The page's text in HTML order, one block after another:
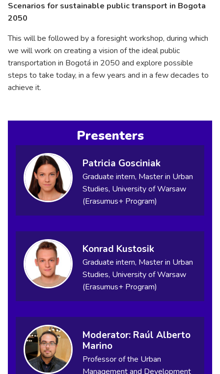
Scenarios for sustainable public transport in Bogota
2050
This will be followed by a foresight workshop, during which
we will work on creating a vision of the ideal public
transportation in Bogotá in 2050 and explore possible
steps to take today, in a few years and in a few decades to
achieve it.
Presenters
Patricia Gosciniak
Graduate intern, Master in Urban
Studies, University of Warsaw
(Erasumus+ Program)
Konrad Kustosik
Graduate intern, Master in Urban
Studies, University of Warsaw
(Erasumus+ Program)
Moderator: Raúl Alberto
Marino
Professor of the Urban
Management and Development